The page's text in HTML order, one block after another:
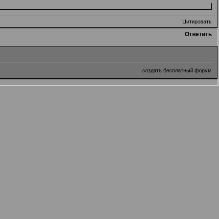
Цитировать
Ответить
создать бесплатный форум